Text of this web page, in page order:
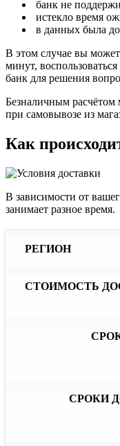
банк не
истекло время
в данных была
В этом случае вы
минут,
банк для решения
Безналичным расчётом
при самовывозе из
Как
В зависимости от
занимает разное время.